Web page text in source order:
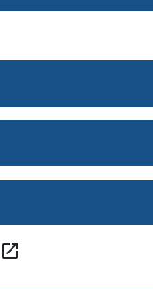
open_in_new